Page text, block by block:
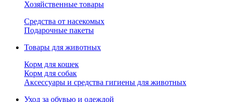
Хозяйственные товары
Средства от насекомых
Подарочные пакеты
Товары для животных
Корм для кошек
Корм для собак
Аксессуары и средства гигиены для животных
Уход за обувью и одеждой